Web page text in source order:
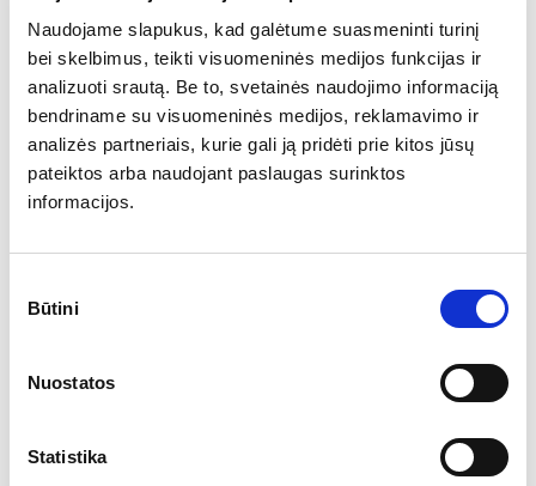
Naudojame slapukus, kad galėtume suasmeninti turinį
bei skelbimus, teikti visuomeninės medijos funkcijas ir
analizuoti srautą. Be to, svetainės naudojimo informaciją
bendriname su visuomeninės medijos, reklamavimo ir
analizės partneriais, kurie gali ją pridėti prie kitos jūsų
pateiktos arba naudojant paslaugas surinktos
informacijos.
pasirinkimas
Būtini
Nuostatos
Statistika
Naujienlaiškis
Prenumeruokite Myriad Capital naujienlaiškį
Galbūt Jus sudomins šie
straipsniai